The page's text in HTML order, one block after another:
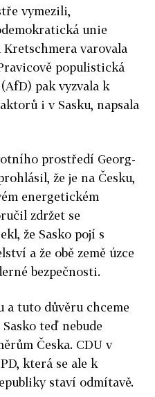
vymezili,
unie
varovala
populistická
pak vyzvala k
i v Sasku, napsala
prostředí Georg-
že je na Česku,
energetickém
zdržet se
že Sasko pojí s
a že obě země úzce
bezpečnosti.
a tuto důvěru chceme
teď nebude
Česka. CDU v
která se ale k
staví odmítavě.